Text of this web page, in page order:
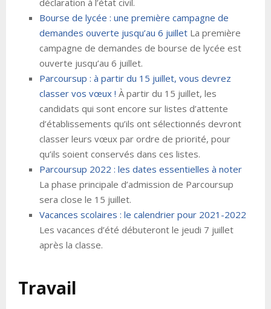
Bourse de lycée : une première campagne de
demandes ouverte jusqu’au 6 juillet La première
campagne de demandes de bourse de lycée est
ouverte jusqu’au 6 juillet.
Parcoursup : à partir du 15 juillet, vous devrez
classer vos vœux ! À partir du 15 juillet, les
candidats qui sont encore sur listes d’attente
d’établissements qu’ils ont sélectionnés devront
classer leurs vœux par ordre de priorité, pour
qu’ils soient conservés dans ces listes.
Parcoursup 2022 : les dates essentielles à noter
La phase principale d’admission de Parcoursup
sera close le 15 juillet.
Vacances scolaires : le calendrier pour 2021-2022
Les vacances d’été débuteront le jeudi 7 juillet
après la classe.
Travail